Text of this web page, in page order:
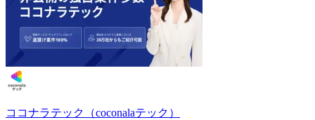
ココナラテック（coconalaテック）